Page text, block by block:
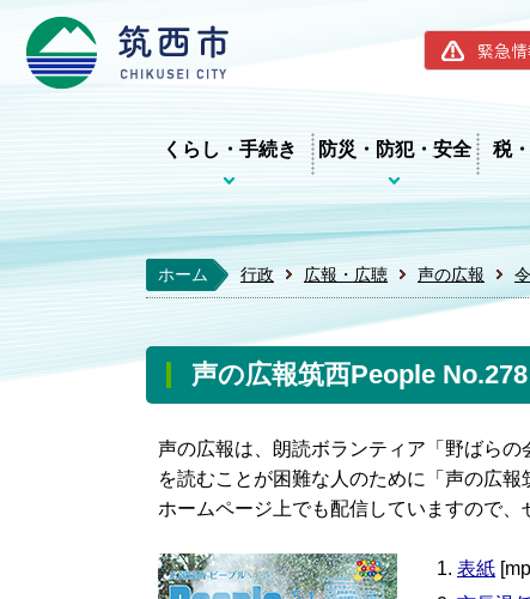
筑西市ホー
緊急
くらし・手続き 防災・防犯・安全 税
ホーム 行政 広報・広聴 声の広報
声の広報筑西People No.278
声の広報は、朗読ボランティア「野ばら
を読むことが困難な人のために「声の広報
ホームページ上でも配信していますので
表紙